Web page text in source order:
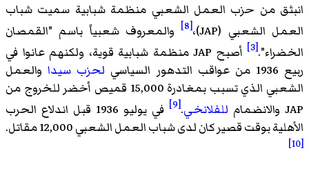
انبثق من حزب العمل الشعبي منظمة شبابية سميت شباب
العمل الشعبي (JAP)،
[8]
والمعروف شعبياً باسم "القمصان
الخضراء".[3]
أصبح JAP منظمة شبابية قوية، ولكنهم عانوا في
ربيع 1936 من عواقب التدهور السياسي
لحزب سيداوالعمل
الشعبي الذي تسبب بمغادرة 15,000 قميص أخضر للخروج من
JAP والانضمام
للفلانخي.
[9]
في يوليو 1936 قبل اندلاع الحرب
الأهلية بوقت قصير كان لدى شباب العمل الشعبي 12,000 مقاتل.
[10]